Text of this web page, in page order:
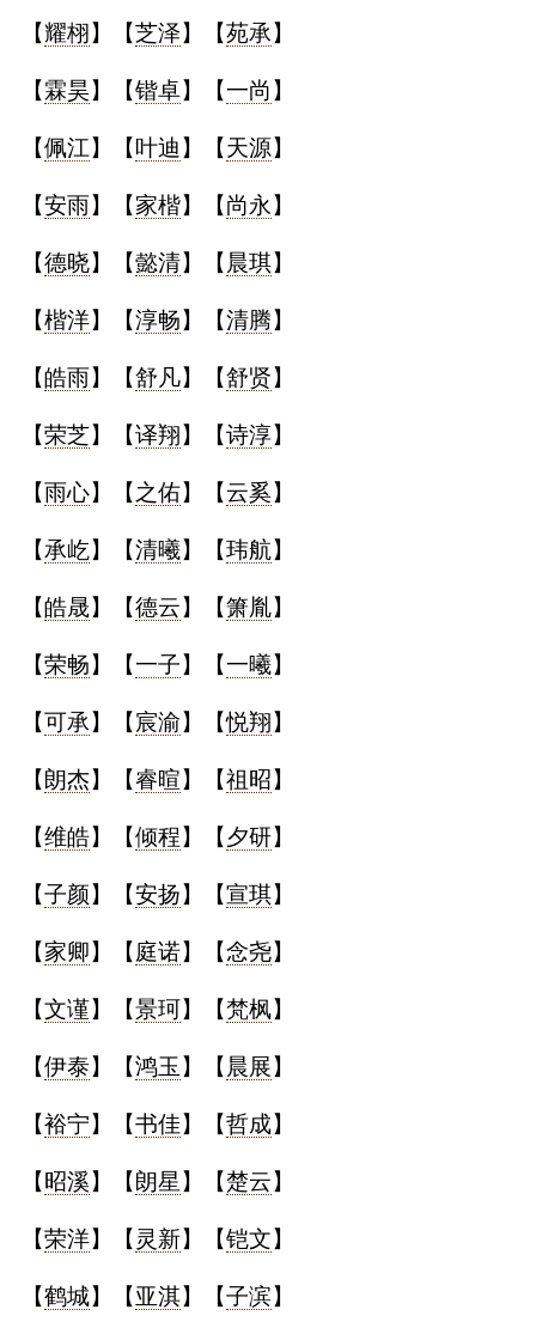
【耀栩 】【芝泽】【苑承】
【霖昊】【锴卓】【一尚 】
【佩江】【 叶迪 】【天源】
【安雨】【家楷】【尚永 】
【德晓】【懿清】【 晨琪】
【楷洋】【淳畅】【清腾】
【皓雨】【舒凡】【舒贤】
【荣芝】【译翔】【诗淳】
【雨心】【 之佑】【云奚】
【承屹】【清曦】【玮航】
【皓晟】【德云】【箫胤】
【荣畅】【一子】【一曦】
【可承】【宸渝】【悦翔】
【朗杰】【睿暄】【祖昭】
【维皓】【倾程】【夕研】
【子颜】【安扬】【宣琪】
【家卿】【 庭诺】【念尧】
【文谨】【景珂】【梵枫】
【伊泰】【鸿玉 】【 晨展】
【裕宁】【书佳】【哲成】
【 昭溪】【朗星 】【楚云】
【荣洋】【 灵新】【铠文】
【鹤城】【亚淇】【子滨】